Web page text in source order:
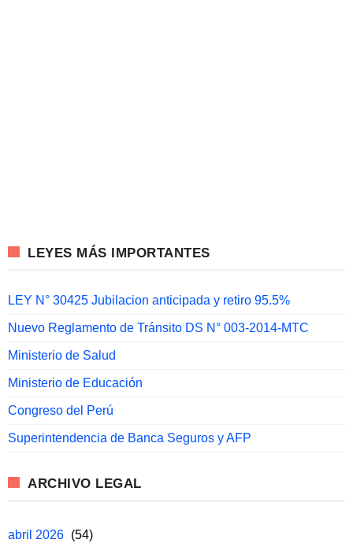
LEYES MÁS IMPORTANTES
LEY N° 30425 Jubilacion anticipada y retiro 95.5%
Nuevo Reglamento de Tránsito DS N° 003-2014-MTC
Ministerio de Salud
Ministerio de Educación
Congreso del Perú
Superintendencia de Banca Seguros y AFP
ARCHIVO LEGAL
abril 2026 (54)